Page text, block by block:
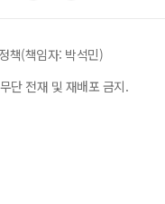
책(책임자: 박석민)
단 전재 및 재배포 금지.